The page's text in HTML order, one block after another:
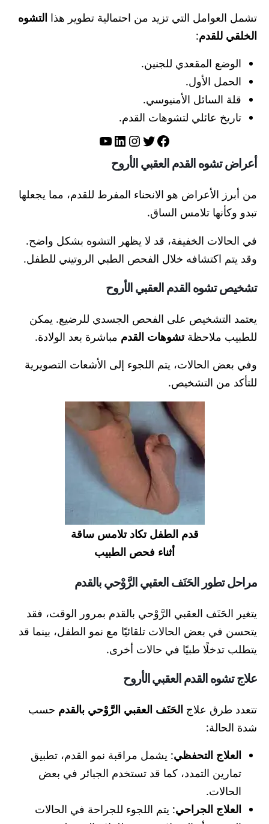
تشمل العوامل التي تزيد من احتمالية تطوير هذا التشوه
الخلقي للقدم:
الوضع المقعدي للجنين.
الحمل الأول.
قلة السائل الأمنيوسي.
تاريخ عائلي لتشوهات القدم.
فيسبوك
تويترإنستجرام
لينكد إنيوتيوب
أعراض تشوه القدم العقبي الأروح
من أبرز الأعراض هو الانحناء المفرط للقدم، مما يجعلها
تبدو وكأنها تلامس الساق.
في الحالات الخفيفة، قد لا يظهر التشوه بشكل واضح.
وقد يتم اكتشافه خلال الفحص الطبي الروتيني للطفل.
تشخيص تشوه القدم العقبي الأروح
يعتمد التشخيص على الفحص الجسدي للرضيع. يمكن
للطبيب ملاحظةتشوهات القدم مباشرة بعد الولادة.
وفي بعض الحالات، يتم اللجوء إلى الأشعات التصويرية
للتأكد من التشخيص.
قدم الطفل تكاد تلامس ساقة
أثناء فحص الطبيب
مراحل تطور الحَنَف العقبي الرَّوْحي بالقدم
يتغير الحَنَف العقبي الرَّوْحي بالقدم بمرور الوقت، فقد
يتحسن في بعض الحالات تلقائيًا مع نمو الطفل، بينما قد
يتطلب تدخلًا طبيًا في حالات أخرى.
علاج تشوه القدم العقبي الأروح
تتعدد طرق علاج الحَنَف العقبي الرَّوْحي بالقدم حسب
شدة الحالة:
العلاج التحفظي: يشمل مراقبة نمو القدم، تطبيق
تمارين التمدد، كما قد تستخدم الجبائر في بعض
الحالات.
العلاج الجراحي: يتم اللجوء للجراحة في الحالات